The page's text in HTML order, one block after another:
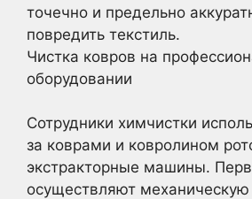
точечно и предельно
повредить текстиль.
Чистка ковров на
оборудовании
Сотрудники химчистки
за коврами и ковролином
экстракторные машины.
осуществляют механическую